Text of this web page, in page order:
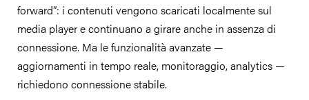
forward”: i contenuti vengono scaricati localmente sul
media player e continuano a girare anche in assenza di
connessione. Ma le funzionalità avanzate —
aggiornamenti in tempo reale, monitoraggio, analytics —
richiedono connessione stabile.